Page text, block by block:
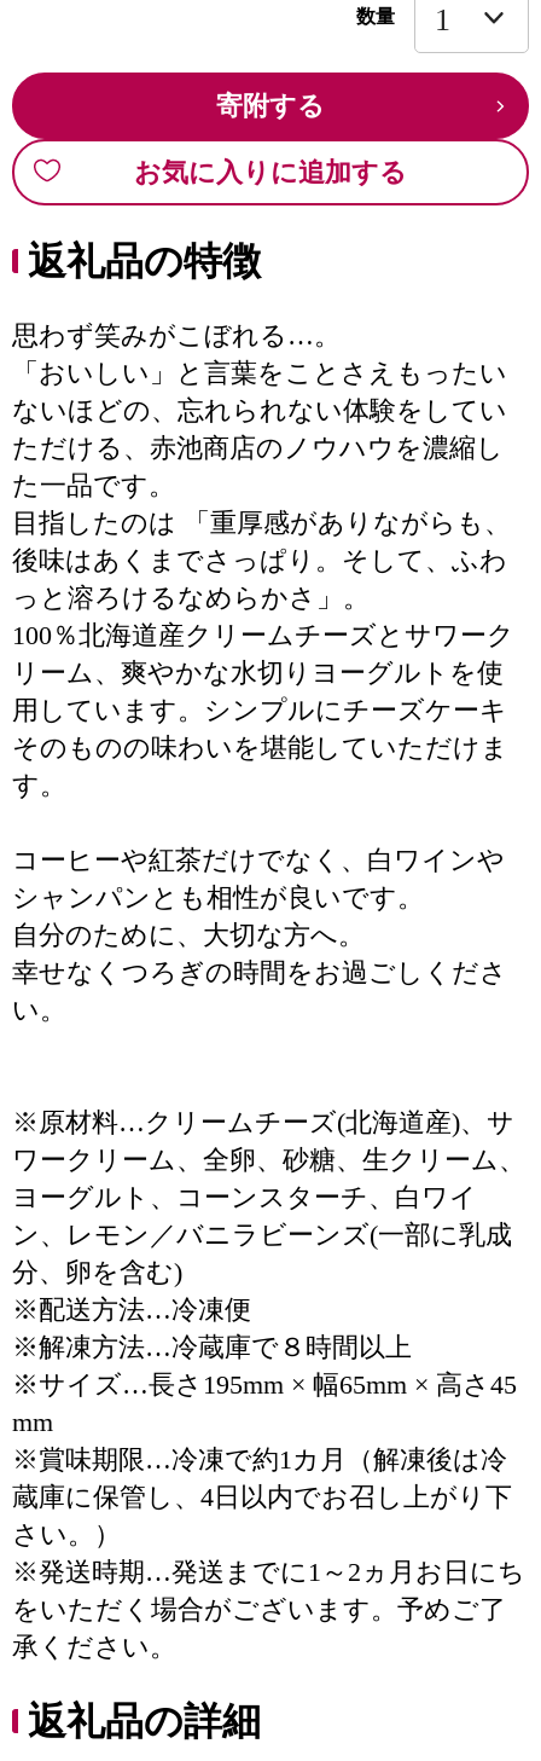
数量
寄附する
お気に入りに追加する
返礼品の特徴
思わず笑みがこぼれる…。
「おいしい」と言葉をことさえもったい
ないほどの、忘れられない体験をしてい
ただける、赤池商店のノウハウを濃縮し
た一品です。
目指したのは 「重厚感がありながらも、
後味はあくまでさっぱり。そして、ふわ
っと溶ろけるなめらかさ」。
100％北海道産クリームチーズとサワーク
リーム、爽やかな水切りヨーグルトを使
用しています。シンプルにチーズケーキ
そのものの味わいを堪能していただけま
す。
コーヒーや紅茶だけでなく、白ワインや
シャンパンとも相性が良いです。
自分のために、大切な方へ。
幸せなくつろぎの時間をお過ごしくださ
い。
※原材料…クリームチーズ(北海道産)、サ
ワークリーム、全卵、砂糖、生クリーム、
ヨーグルト、コーンスターチ、白ワイ
ン、レモン／バニラビーンズ(一部に乳成
分、卵を含む)
※配送方法…冷凍便
※解凍方法…冷蔵庫で８時間以上
※サイズ…長さ195mm × 幅65mm × 高さ45
mm
※賞味期限…冷凍で約1カ月（解凍後は冷
蔵庫に保管し、4日以内でお召し上がり下
さい。）
※発送時期…発送までに1～2ヵ月お日にち
をいただく場合がございます。予めご了
承ください。
返礼品の詳細